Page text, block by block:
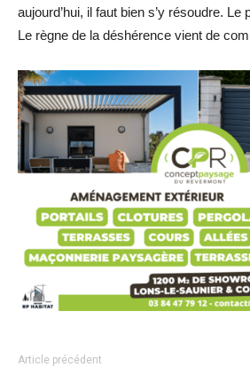
aujourd’hui, il faut bien s’y résoudre. Le
Le règne de la déshérence vient de
Article précédent